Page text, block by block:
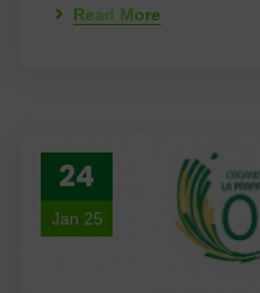
Read More
24
Jan 25